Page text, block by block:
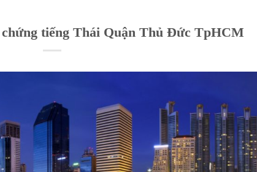
tiếng Thái Quận Thủ Đức TpHCM